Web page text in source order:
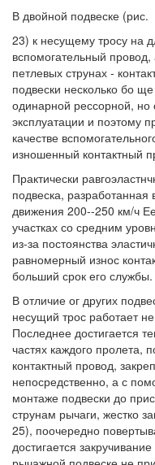
В двойной подвеске (рис.
23) к несущему тросу на
вспомогательный
петлевых струнах -
подвески несколько бо
одинарной рессорной,
эксплуатации и поэтому
качестве
изношенный контактный
Практически
подвеска,
движения 200--250 км/ч
участках со средним
из-за постоянства
равномерный износ
больший срок его службы.
В отличие ог других
несущий трос работает
Последнее достигается
частях каждого пролета,
контактный провод,
непосредственно, а с
монтаже подвески до
струнам рычаги, жестко
25), поочередно
достигается